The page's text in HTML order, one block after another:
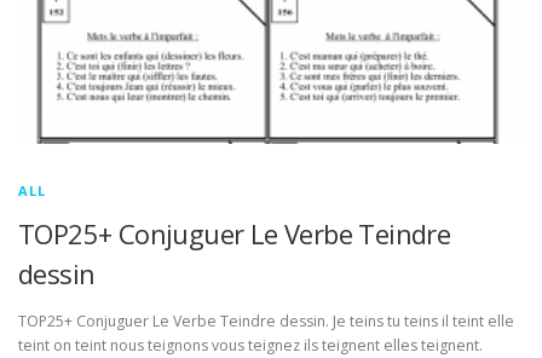
ALL
TOP25+ Conjuguer Le Verbe Teindre
dessin
TOP25+ Conjuguer Le Verbe Teindre dessin. Je teins tu teins il teint elle
teint on teint nous teignons vous teignez ils teignent elles teignent.